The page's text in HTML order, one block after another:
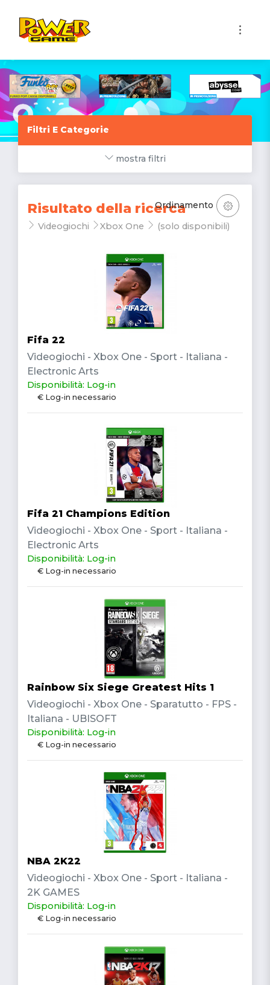
Filtri E Categorie
mostra filtri
Risultato della ricerca
Videogiochi Xbox One (solo disponibili)
Ordinamento
Fifa 22
Videogiochi - Xbox One - Sport - Italiana -
Electronic Arts
Disponibilità: Log-in
€ Log-in necessario
Fifa 21 Champions Edition
Videogiochi - Xbox One - Sport - Italiana -
Electronic Arts
Disponibilità: Log-in
€ Log-in necessario
Rainbow Six Siege Greatest Hits 1
Videogiochi - Xbox One - Sparatutto - FPS -
Italiana - UBISOFT
Disponibilità: Log-in
€ Log-in necessario
NBA 2K22
Videogiochi - Xbox One - Sport - Italiana -
2K GAMES
Disponibilità: Log-in
€ Log-in necessario